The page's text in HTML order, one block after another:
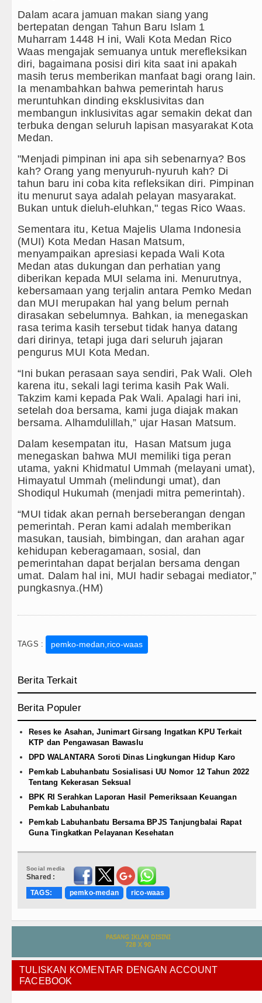
di Perth Selasa 11 Agustus 2026 Pukul 17.00 WIB
Dalam acara jamuan makan siang yang
bertepatan dengan Tahun Baru Islam 1
Muharram 1448 H ini, Wali Kota Medan Rico
Waas mengajak semuanya untuk merefleksikan
diri, bagaimana posisi diri kita saat ini apakah
masih terus memberikan manfaat bagi orang lain.
Ia menambahkan bahwa pemerintah harus
meruntuhkan dinding eksklusivitas dan
membangun inklusivitas agar semakin dekat dan
terbuka dengan seluruh lapisan masyarakat Kota
Medan.
"Menjadi pimpinan ini apa sih sebenarnya? Bos
kah? Orang yang menyuruh-nyuruh kah? Di
tahun baru ini coba kita refleksikan diri. Pimpinan
itu menurut saya adalah pelayan masyarakat.
Bukan untuk dieluh-eluhkan," tegas Rico Waas.
Sementara itu, Ketua Majelis Ulama Indonesia
(MUI) Kota Medan Hasan Matsum,
menyampaikan apresiasi kepada Wali Kota
Medan atas dukungan dan perhatian yang
diberikan kepada MUI selama ini. Menurutnya,
kebersamaan yang terjalin antara Pemko Medan
dan MUI merupakan hal yang belum pernah
dirasakan sebelumnya. Bahkan, ia menegaskan
rasa terima kasih tersebut tidak hanya datang
dari dirinya, tetapi juga dari seluruh jajaran
pengurus MUI Kota Medan.
“Ini bukan perasaan saya sendiri, Pak Wali. Oleh
karena itu, sekali lagi terima kasih Pak Wali.
Takzim kami kepada Pak Wali. Apalagi hari ini,
setelah doa bersama, kami juga diajak makan
bersama. Alhamdulillah,” ujar Hasan Matsum.
Dalam kesempatan itu, Hasan Matsum juga
menegaskan bahwa MUI memiliki tiga peran
utama, yakni Khidmatul Ummah (melayani umat),
Himayatul Ummah (melindungi umat), dan
Shodiqul Hukumah (menjadi mitra pemerintah).
“MUI tidak akan pernah berseberangan dengan
pemerintah. Peran kami adalah memberikan
masukan, tausiah, bimbingan, dan arahan agar
kehidupan keberagamaan, sosial, dan
pemerintahan dapat berjalan bersama dengan
umat. Dalam hal ini, MUI hadir sebagai mediator,”
pungkasnya.(HM)
TAGS : pemko-medan,rico-waas
Berita Terkait
Berita Populer
Reses ke Asahan, Junimart Girsang Ingatkan KPU Terkait
KTP dan Pengawasan Bawaslu
DPD WALANTARA Soroti Dinas Lingkungan Hidup Karo
Pemkab Labuhanbatu Sosialisasi UU Nomor 12 Tahun 2022
Tentang Kekerasan Seksual
BPK RI Serahkan Laporan Hasil Pemeriksaan Keuangan
Pemkab Labuhanbatu
Pemkab Labuhanbatu Bersama BPJS Tanjungbalai Rapat
Guna Tingkatkan Pelayanan Kesehatan
Social media
Shared :
TAGS:
pemko-medan rico-waas
TULISKAN KOMENTAR DENGAN ACCOUNT
FACEBOOK